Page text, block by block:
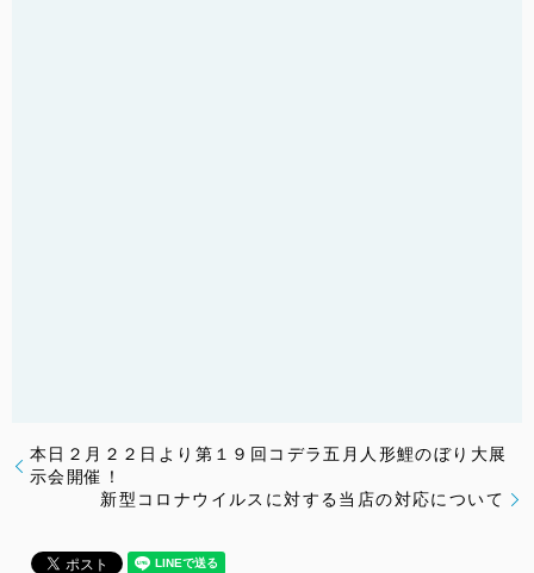
本日２月２２日より第１９回コデラ五月人形鯉のぼり大展
示会開催！
新型コロナウイルスに対する当店の対応について